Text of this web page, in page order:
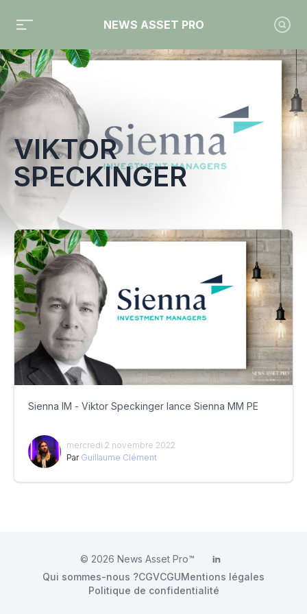
NEWS ASSET PRO
Toute l'actualité sur le tag "Viktor Speckinger"
VIKTOR
SPECKINGER
Sienna IM - Viktor Speckinger lance Sienna MM PE
mercredi 2 novembre 2022
Par Guillaume Clément
© 2026 News Asset Pro™ LinkedIn
Qui sommes-nous ?CGVCGUMentions légales
Politique de confidentialité